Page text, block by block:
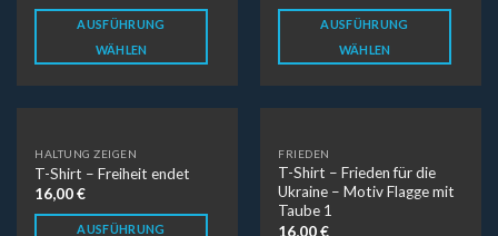
AUSFÜHRUNG
WÄHLEN
AUSFÜHRUNG
WÄHLEN
HALTUNG ZEIGEN
T-Shirt – Freiheit endet
16,00€
AUSFÜHRUNG
FRIEDEN
T-Shirt – Frieden für die
Ukraine – Motiv Flagge mit
Taube 1
16,00€